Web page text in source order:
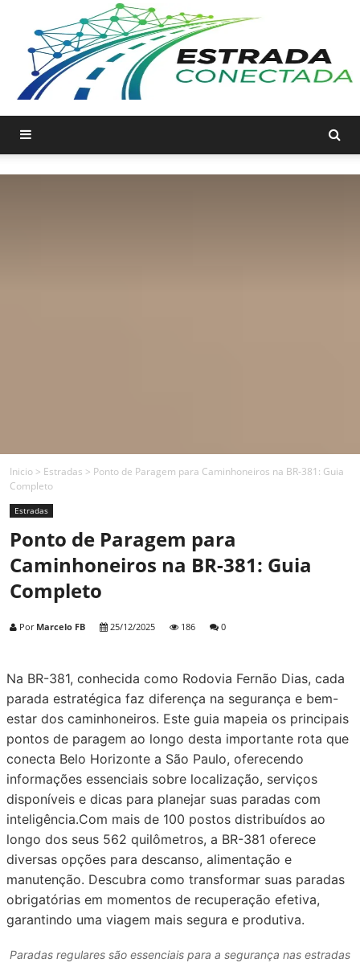
Inicio > Estradas > Ponto de Paragem para Caminhoneiros na BR-381: Guia
Completo
Estradas
Ponto de Paragem para
Caminhoneiros na BR-381: Guia
Completo
Por Marcelo FB 25/12/2025 186 0
Na BR-381, conhecida como Rodovia Fernão Dias, cada
parada estratégica faz diferença na segurança e bem-
estar dos caminhoneiros. Este guia mapeia os principais
pontos de paragem ao longo desta importante rota que
conecta Belo Horizonte a São Paulo, oferecendo
informações essenciais sobre localização, serviços
disponíveis e dicas para planejar suas paradas com
inteligência.Com mais de 100 postos distribuídos ao
longo dos seus 562 quilômetros, a BR-381 oferece
diversas opções para descanso, alimentação e
manutenção. Descubra como transformar suas paradas
obrigatórias em momentos de recuperação efetiva,
garantindo uma viagem mais segura e produtiva.
Paradas regulares são essenciais para a segurança nas estradas